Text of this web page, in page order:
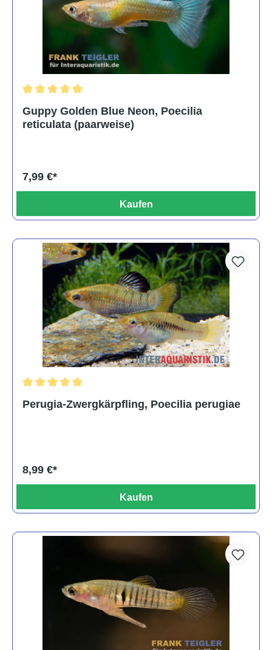
Guppy Golden Blue Neon, Poecilia
reticulata (paarweise)
7,99 €*
Kaufen
Perugia-Zwergkärpfling, Poecilia perugiae
8,99 €*
Kaufen